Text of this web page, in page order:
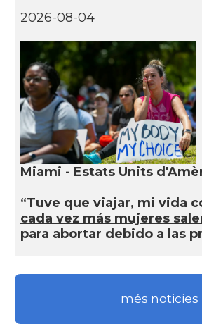
2026-08-04
Miami - Estats Units
“Tuve que viajar, mi vida
cada vez más mujeres
para abortar debido a las
més noticies